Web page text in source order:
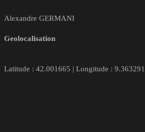
Alexandre GERMANI
Geolocalisation
Latitude : 42.001665 | Longitude : 9.363291